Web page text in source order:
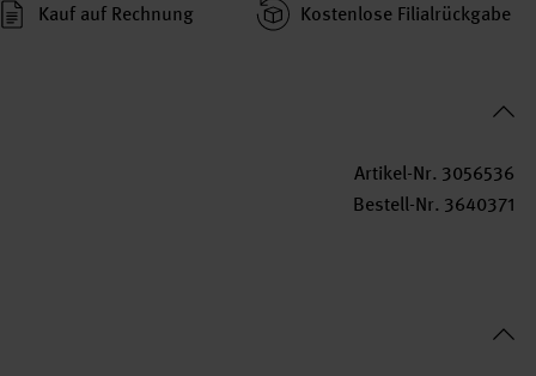
Kauf auf Rechnung Kosten­lose Filial­rückgabe
Artikel-Nr. 3056536
Bestell-Nr. 3640371